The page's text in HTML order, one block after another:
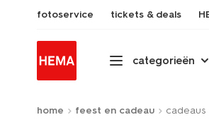
fotoservice tickets & deals
categorieën
home feest en cadeau cadeaus